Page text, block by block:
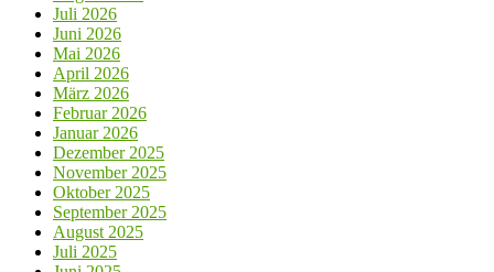
Juli 2026
Juni 2026
Mai 2026
April 2026
März 2026
Februar 2026
Januar 2026
Dezember 2025
November 2025
Oktober 2025
September 2025
August 2025
Juli 2025